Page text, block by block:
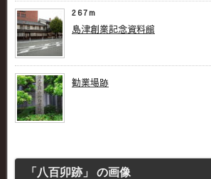
267m
島津創業記念資料館
勧業場跡
「八百卯跡」 の画像